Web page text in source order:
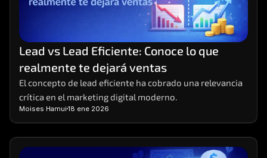
Lead vs Lead Eficiente: Conoce lo que
realmente te dejará ventas
El concepto de lead eficiente ha cobrado una relevancia
crítica en el marketing digital moderno.
Moises Hamui 18 ene 2026